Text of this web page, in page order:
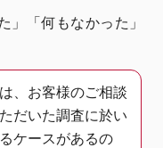
」「何もなかった」
、お客様のご相談
だいた調査に於い
ケースがあるの